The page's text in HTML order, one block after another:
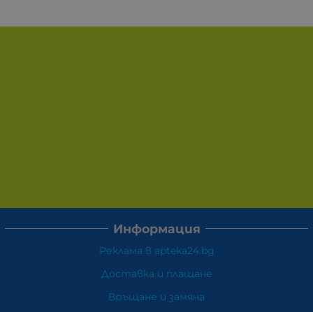
Информация
Реклама в apteka24.bg
Доставка и плащане
Връщане и замяна